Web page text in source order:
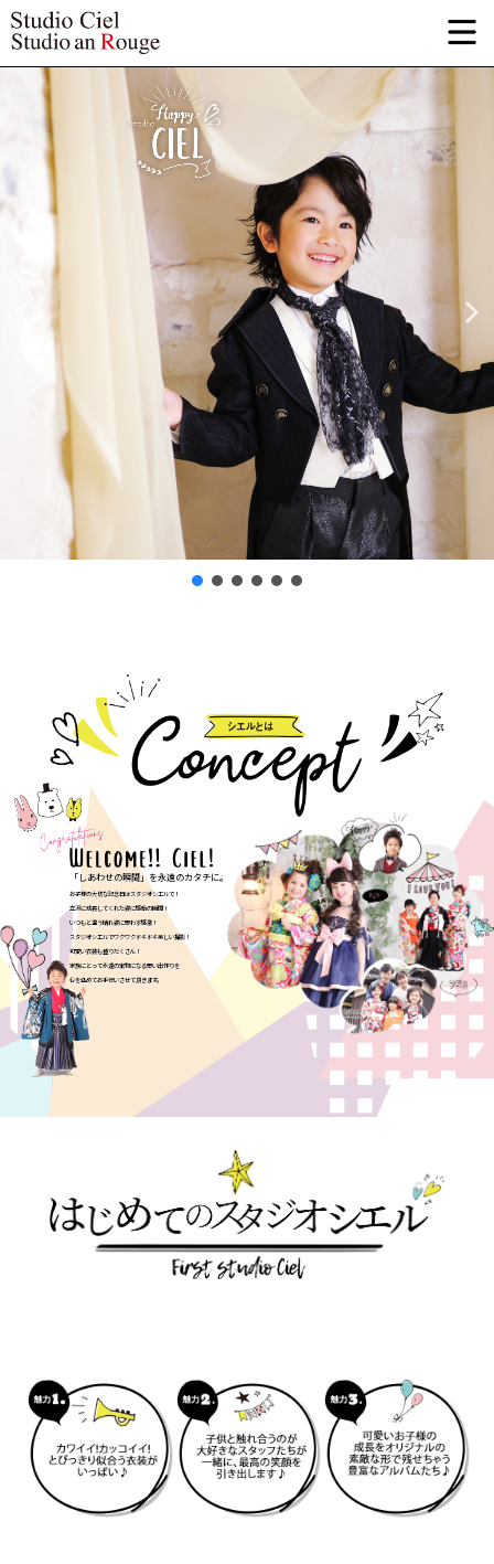
「しあわせの瞬間」を永遠のカタチに。
お子様の大切な記念日はスタジオシエルで！
立派に成長してくれた姿に感動の瞬間！
いつもと違う晴れ姿に思わず感激！
スタジオシエルでワクワクドキドキ楽しい撮影！
可愛い衣装も盛りだくさん！
家族にとって永遠の宝物になる思い出作りを
心を込めてお手伝いさせて頂きます。